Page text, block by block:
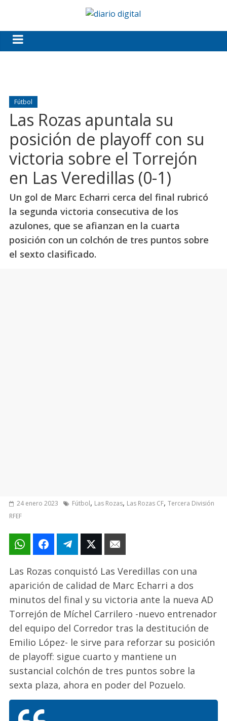
Fútbol
Las Rozas apuntala su
posición de playoff con su
victoria sobre el Torrejón
en Las Veredillas (0-1)
Un gol de Marc Echarri cerca del final rubricó
la segunda victoria consecutiva de los
azulones, que se afianzan en la cuarta
posición con un colchón de tres puntos sobre
el sexto clasificado.
24 enero 2023 Fútbol, Las Rozas, Las Rozas CF,Tercera División
RFEF
Las Rozas conquistó Las Veredillas con una
aparición de calidad de Marc Echarri a dos
minutos del final y su victoria ante la nueva AD
Torrejón de Míchel Carrilero -nuevo entrenador
del equipo del Corredor tras la destitución de
Emilio López- le sirve para reforzar su posición
de playoff: sigue cuarto y mantiene un
sustancial colchón de tres puntos sobre la
sexta plaza, ahora en poder del Pozuelo.